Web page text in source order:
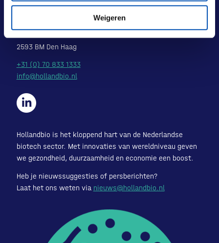
Weigeren
2593 BM Den Haag
2593 BM Den Haag
+31 (0) 70 833 1333
info@hollandbio.nl
Hollandbio is het kloppend hart van de Nederlandse
biotech sector. Met innovaties van wereldniveau geven
we gezondheid, duurzaamheid en economie een boost.
Heb je nieuwssuggesties of persberichten?
Laat het ons weten via nieuws@hollandbio.nl